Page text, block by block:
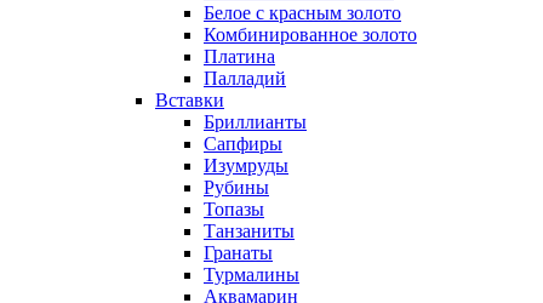
Белое с красным золото
Комбинированное золото
Платина
Палладий
Вставки
Бриллианты
Сапфиры
Изумруды
Рубины
Топазы
Танзаниты
Гранаты
Турмалины
Аквамарин